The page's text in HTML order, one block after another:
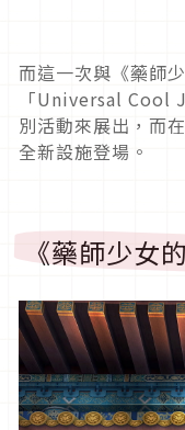
而這一次與《藥師
「Universal Cool
別活動來展出，而
全新設施登場。
《藥師少女